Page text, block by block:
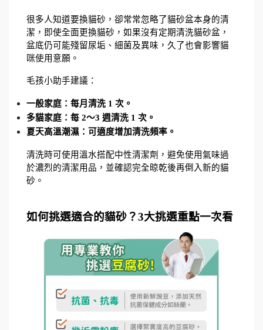
很多人知道要換貓砂，卻常常忽略了貓砂盆本身的清
潔，即使全面更換貓砂，如果沒有定期清洗貓砂盆，
盆底仍可能殘留尿垢、細菌及異味，久了也會影響貓
咪使用意願。
毛孩小助手建議：
一般家庭：每月清洗 1 次。
多貓家庭：每 2～3 週清洗 1 次。
夏天高溫潮濕：可適度增加清洗頻率。
清洗時可使用溫水搭配中性清潔劑，避免使用氣味過
於濃烈的清潔用品，並確認完全晾乾後再倒入新的貓
砂。
如何挑選適合的貓砂？3大挑選重點一次看